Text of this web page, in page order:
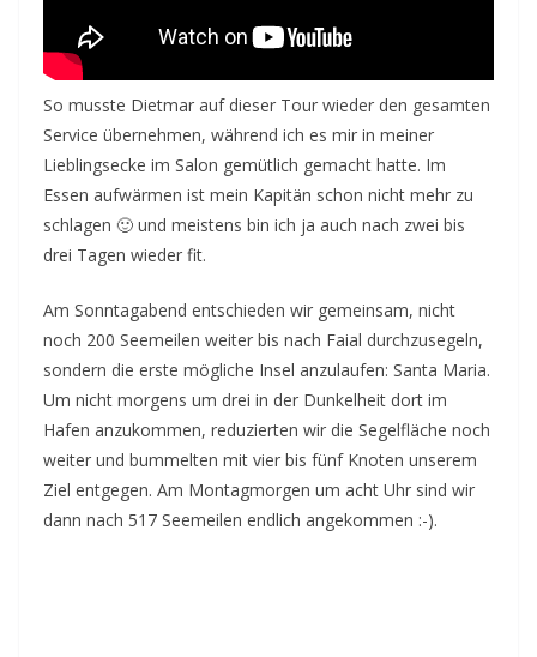
So musste Dietmar auf dieser Tour wieder den gesamten
Service übernehmen, während ich es mir in meiner
Lieblingsecke im Salon gemütlich gemacht hatte. Im
Essen aufwärmen ist mein Kapitän schon nicht mehr zu
schlagen 🙂 und meistens bin ich ja auch nach zwei bis
drei Tagen wieder fit.
Am Sonntagabend entschieden wir gemeinsam, nicht
noch 200 Seemeilen weiter bis nach Faial durchzusegeln,
sondern die erste mögliche Insel anzulaufen: Santa Maria.
Um nicht morgens um drei in der Dunkelheit dort im
Hafen anzukommen, reduzierten wir die Segelfläche noch
weiter und bummelten mit vier bis fünf Knoten unserem
Ziel entgegen. Am Montagmorgen um acht Uhr sind wir
dann nach 517 Seemeilen endlich angekommen :-).